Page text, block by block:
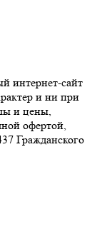
интернет-сайт
и ни при
и цены,
офертой,
Гражданского